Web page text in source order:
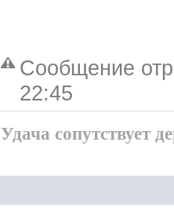
Сообщение
22:45
Удача сопутствует